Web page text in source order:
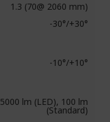
1.3 (70@ 2060 mm)
-30°/+30°
-10°/+10°
5000 lm (LED), 100 lm
(Standard)